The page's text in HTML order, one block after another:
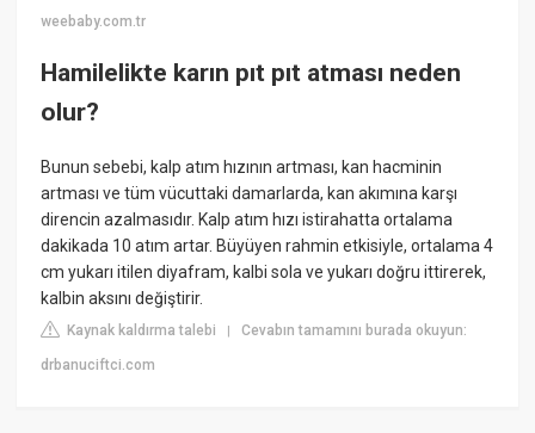
weebaby.com.tr
Hamilelikte karın pıt pıt atması neden
olur?
Bunun sebebi, kalp atım hızının artması, kan hacminin
artması ve tüm vücuttaki damarlarda, kan akımına karşı
direncin azalmasıdır. Kalp atım hızı istirahatta ortalama
dakikada 10 atım artar. Büyüyen rahmin etkisiyle, ortalama 4
cm yukarı itilen diyafram, kalbi sola ve yukarı doğru ittirerek,
kalbin aksını değiştirir.
Kaynak kaldırma talebi |Cevabın tamamını burada okuyun:
drbanuciftci.com